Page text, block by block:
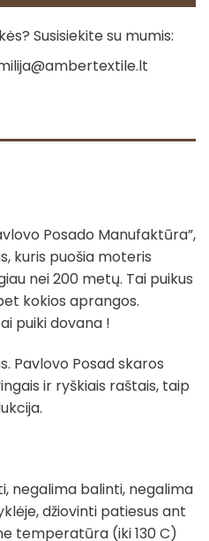
Susisiekite su mumis:
Posado Manufaktūra”,
kuris puošia moteris
nei 200 metų. Tai puikus
kokios aprangos.
puiki dovana !
Pavlovo Posad skaros
ir ryškiais raštais, taip
negalima balinti, negalima
džiovinti patiesus ant
temperatūra (iki 130 C)